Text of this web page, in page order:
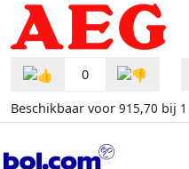
0
Beschikbaar voor 915,70 bij 1